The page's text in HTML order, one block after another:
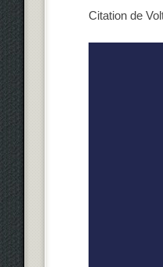
Citation de